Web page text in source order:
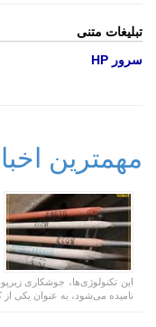
تبلیغات متنی
سرور HP
مهمترین
نامیده می‌شود، به عنوان یکی از